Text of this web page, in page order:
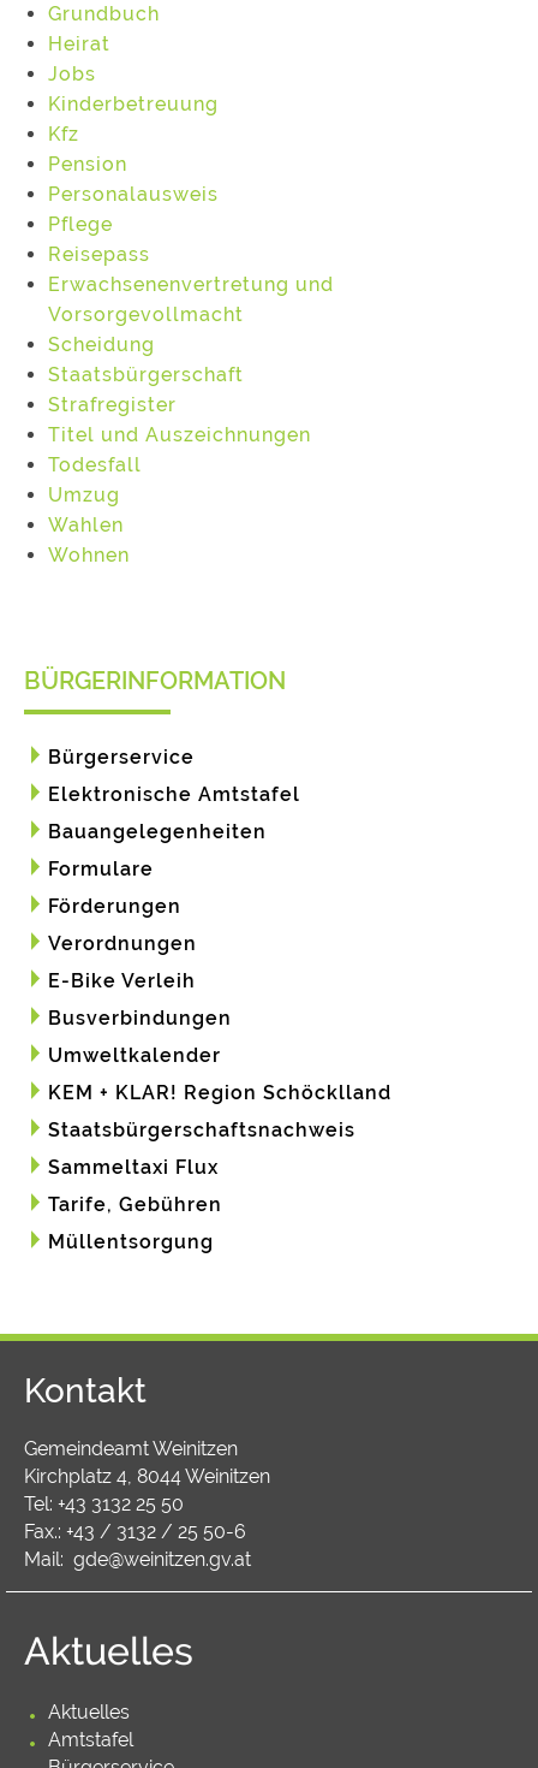
Grundbuch
Heirat
Jobs
Kinderbetreuung
Kfz
Pension
Personalausweis
Pflege
Reisepass
Erwachsenenvertretung und
Vorsorgevollmacht
Scheidung
Staatsbürgerschaft
Strafregister
Titel und Auszeichnungen
Todesfall
Umzug
Wahlen
Wohnen
BÜRGERINFORMATION
Bürgerservice
Elektronische Amtstafel
Bauangelegenheiten
Formulare
Förderungen
Verordnungen
E-Bike Verleih
Busverbindungen
Umweltkalender
KEM + KLAR! Region Schöcklland
Staatsbürgerschaftsnachweis
Sammeltaxi Flux
Tarife, Gebühren
Müllentsorgung
Kontakt
Gemeindeamt Weinitzen
Kirchplatz 4, 8044 Weinitzen
Tel: +43 3132 25 50
Fax.: +43 / 3132 / 25 50-6
Mail: gde@weinitzen.gv.at
Aktuelles
Aktuelles
Amtstafel